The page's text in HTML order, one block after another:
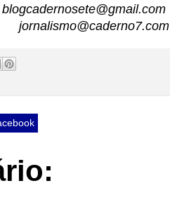
jornalismo@caderno7.com